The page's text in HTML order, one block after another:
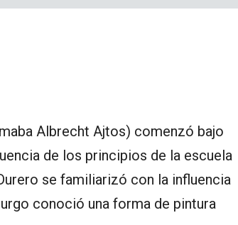
Albrecht Ajtos) comenzó bajo
de los principios de la escuela
se familiarizó con la influencia
conoció una forma de pintura